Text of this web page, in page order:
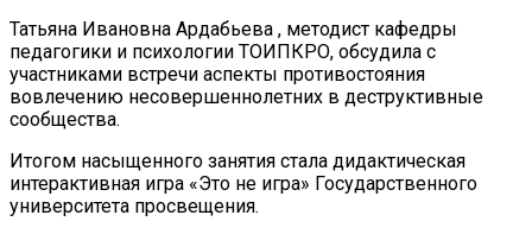
Татьяна Ивановна Ардабьева , методист кафедры
педагогики и психологии ТОИПКРО, обсудила с
участниками встречи аспекты противостояния
вовлечению несовершеннолетних в деструктивные
сообщества.
Итогом насыщенного занятия стала дидактическая
интерактивная игра «Это не игра» Государственного
университета просвещения.